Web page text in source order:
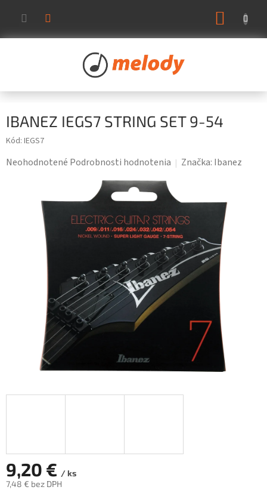
obsah
IBANEZ IEGS7 STRING SET 9-54
Kód: IEGS7
Priemerné
hviezdičiek.
Neohodnotené Podrobnosti hodnotenia Značka: Ibanez
9,20 € / ks
7,48 € bez DPH